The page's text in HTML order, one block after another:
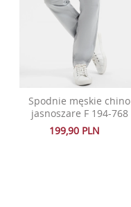
Spodnie męskie chino
jasnoszare F 194-768
199,90 PLN